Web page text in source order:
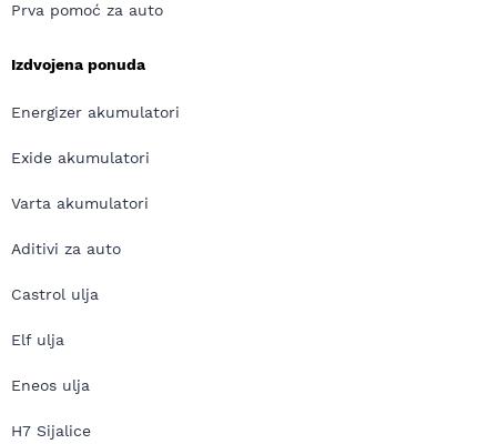
Prva pomoć za auto
Izdvojena ponuda
Energizer akumulatori
Exide akumulatori
Varta akumulatori
Aditivi za auto
Castrol ulja
Elf ulja
Eneos ulja
H7 Sijalice